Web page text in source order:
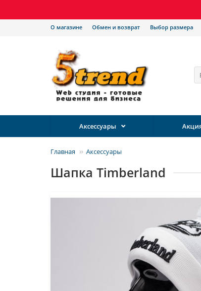
О магазине Обмен и возврат Выбор размера
Аксессуары
Главная Аксессуары
Шапка Timberland